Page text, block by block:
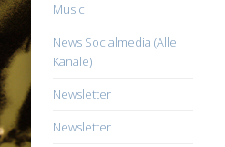
Music
News Socialmedia (Alle
Kanäle)
Newsletter
Newsletter